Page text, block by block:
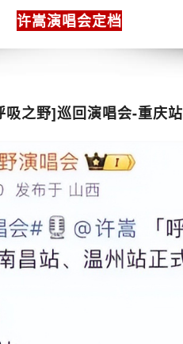
许嵩演唱会定档
吸之野]巡回演唱会-重庆站